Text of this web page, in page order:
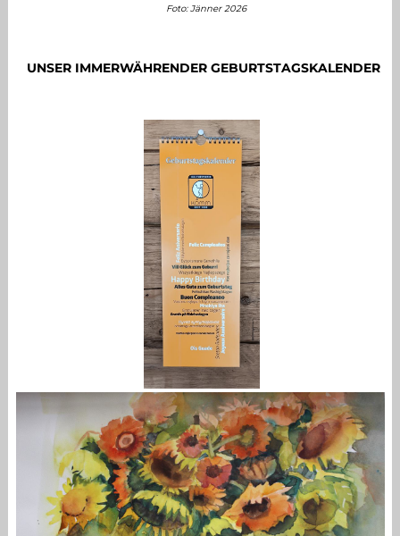
Foto: Jänner 2026
UNSER IMMERWÄHRENDER GEBURTSTAGSKALENDER